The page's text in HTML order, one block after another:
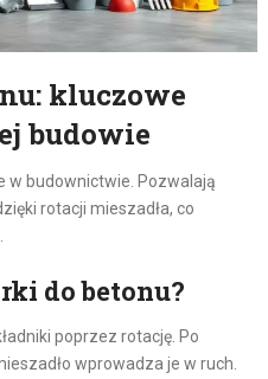
kluczowe
budowie
w budownictwie. Pozwalają
rotacji mieszadła, co
do betonu?
poprzez rotację. Po
wprowadza je w ruch.